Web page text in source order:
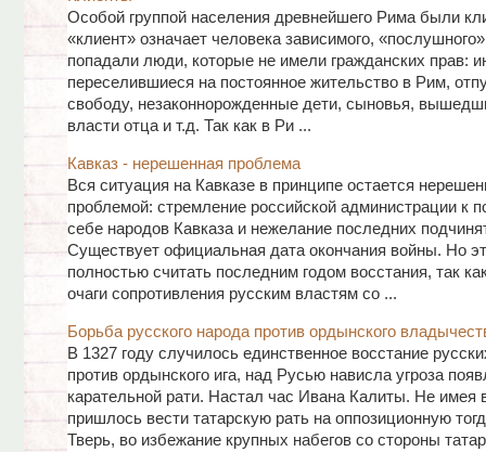
Особой группой населения древнейшего Рима были
«клиент» означает человека зависимого,
попадали люди, которые не имели гражданских прав:
переселившиеся на постоянное жительство в Рим,
свободу, незаконнорожденные дети, сыновья,
власти отца и т.д. Так как в Ри ...
Кавказ - нерешенная проблема
Вся ситуация на Кавказе в принципе остается
проблемой: стремление российской администрации к
себе народов Кавказа и нежелание последних
Существует официальная дата окончания войны. Но
полностью считать последним годом восстания, так
очаги сопротивления русским властям со ...
Борьба русского народа против ордынского
В 1327 году случилось единственное восстание
против ордынского ига, над Русью нависла угроза
карательной рати. Настал час Ивана Калиты. Не имея
пришлось вести татарскую рать на оппозиционную
Тверь, во избежание крупных набегов со стороны